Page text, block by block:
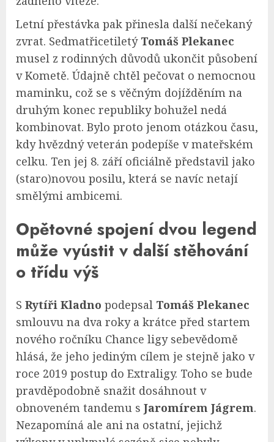
Letní přestávka pak přinesla další nečekaný
zvrat. Sedmatřicetiletý Tomáš Plekanec
musel z rodinných důvodů ukončit působení
v Kometě. Údajně chtěl pečovat o nemocnou
maminku, což se s věčným dojížděním na
druhým konec republiky bohužel nedá
kombinovat. Bylo proto jenom otázkou času,
kdy hvězdný veterán podepíše v mateřském
celku. Ten jej 8. září oficiálně představil jako
(staro)novou posilu, která se navíc netají
smělými ambicemi.
Opětovné spojení dvou legend
může vyústit v další stěhování
o třídu výš
S Rytíři Kladno podepsal Tomáš Plekanec
smlouvu na dva roky a krátce před startem
nového ročníku Chance ligy sebevědomě
hlásá, že jeho jediným cílem je stejně jako v
roce 2019 postup do Extraligy. Toho se bude
pravděpodobně snažit dosáhnout v
obnoveném tandemu s Jaromírem Jágrem.
Nezapomíná ale ani na ostatní, jejichž